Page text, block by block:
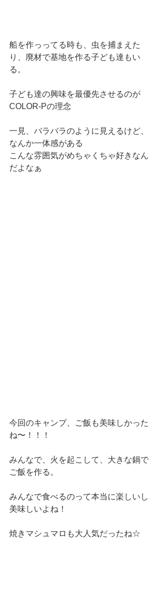
船を作っってる時も、虫を捕まえた
り、廃材で基地を作る子ども達もい
る。
子ども達の興味を最優先させるのが
COLOR-Pの理念
一見、バラバラのように見えるけど、
なんか一体感がある
こんな雰囲気がめちゃくちゃ好きなん
だよなぁ
今回のキャンプ、ご飯も美味しかった
ね〜！！！
みんなで、火を起こして、大きな鍋で
ご飯を作る。
みんなで食べるのって本当に楽しいし
美味しいよね！
焼きマシュマロも大人気だったね☆